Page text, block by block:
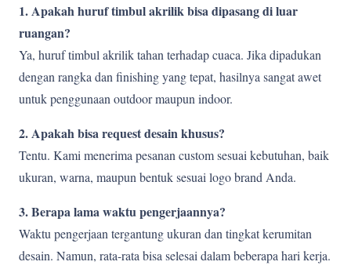
1. Apakah huruf timbul akrilik bisa dipasang di luar
ruangan?
Ya, huruf timbul akrilik tahan terhadap cuaca. Jika dipadukan
dengan rangka dan finishing yang tepat, hasilnya sangat awet
untuk penggunaan outdoor maupun indoor.
2. Apakah bisa request desain khusus?
Tentu. Kami menerima pesanan custom sesuai kebutuhan, baik
ukuran, warna, maupun bentuk sesuai logo brand Anda.
3. Berapa lama waktu pengerjaannya?
Waktu pengerjaan tergantung ukuran dan tingkat kerumitan
desain. Namun, rata-rata bisa selesai dalam beberapa hari kerja.